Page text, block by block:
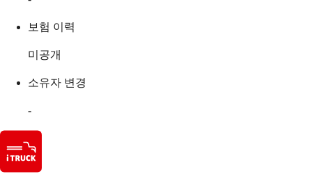
보험 이력
미공개
소유자 변경
-